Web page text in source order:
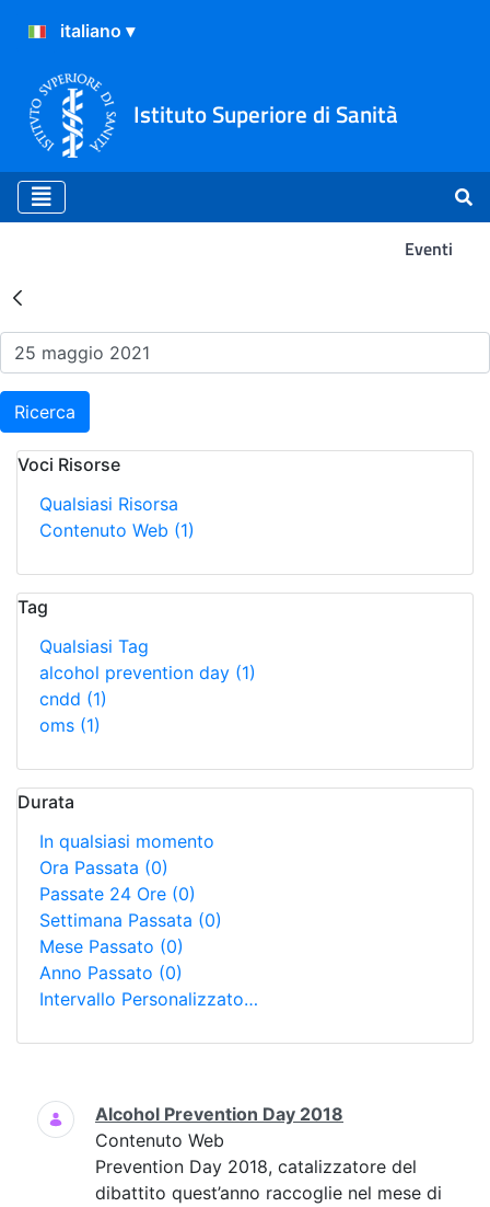
Istituto Superiore di Sanità
Eventi
Risultati della Ricerca -
Ricerca
Voci Risorse
Qualsiasi Risorsa
Contenuto Web (1)
Tag
Qualsiasi Tag
alcohol prevention day (1)
cndd (1)
oms (1)
Durata
In qualsiasi momento
Ora Passata (0)
Passate 24 Ore (0)
Settimana Passata (0)
Mese Passato (0)
Anno Passato (0)
Intervallo Personalizzato…
Ricerca
Alcohol Prevention Day 2018
Contenuto Web
Prevention Day 2018, catalizzatore del
dibattito quest’anno raccoglie nel mese di